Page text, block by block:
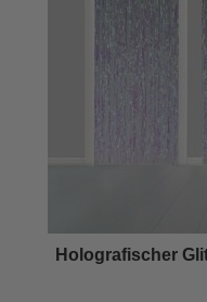
Holografischer